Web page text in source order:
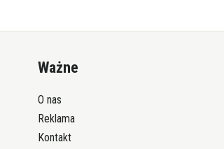
Ważne
O nas
Reklama
Kontakt